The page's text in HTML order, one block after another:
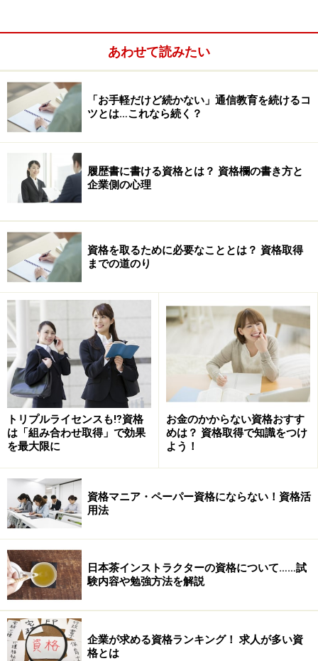
たとえば、私も持っている「
プメント・アドバイザー）」の例を挙げますと、「5年
間で100ポイント」を獲得しないと資格を更新できない
「ポイント」は、研修やセミナー、フォーラムなどに参
加したり、論文をまとめたりすることで得ることができ
るので、否が応でも積極的に自己啓発や学習を続けなけ
ればいけません。
つまりは、「資格取得後」の勉強を怠ると、せっかく取
った資格も白紙に戻ってしまうというのが、こうした
「更新制度」がある資格の特徴です。
→次のページで「更新制度がない資格」について見てみ
ましょう。「更新制度がない」というと楽そうに聞こえ
ますが、実はそうでもないんですよね…。
※記事内容は執筆時点のものです。最新の内容をご確認くださ
い。
あわせて読みたい
「お手軽だけど続かない」通信教育を続けるコ
ツとは…これなら続く？
履歴書に書ける資格とは？ 資格欄の書き方と
企業側の心理
資格を取るために必要なこととは？ 資格取得
までの道のり
トリプルライセンスも⁉資格
は「組み合わせ取得」で効果
を最大限に
お金のかからない資格おすす
めは？ 資格取得で知識をつけ
よう！
資格マニア・ペーパー資格にならない！資格活
用法
日本茶インストラクターの資格について……試
験内容や勉強方法を解説
企業が求める資格ランキング！ 求人が多い資
格とは